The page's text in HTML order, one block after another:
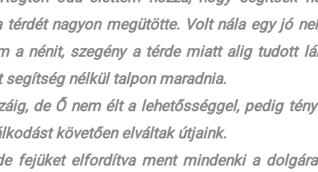
nagyon megütötte. Volt nála egy jó
a nénit, szegény a térde miatt alig tudott
nélkül talpon maradnia.
de Ő nem élt a lehetősséggel, pedig
követően elváltak útjaink.
fejüket elfordítva ment mindenki a